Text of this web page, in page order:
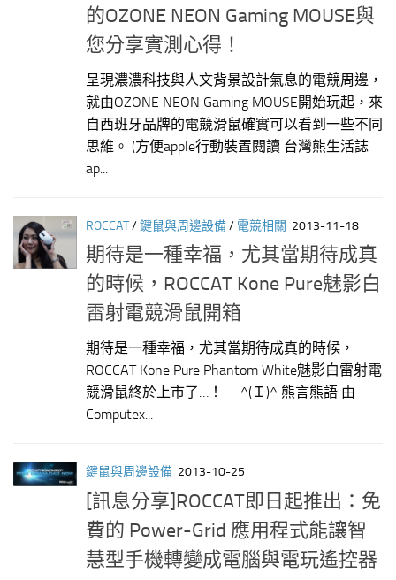
的OZONE NEON Gaming MOUSE與
您分享實測心得！
呈現濃濃科技與人文背景設計氣息的電競周邊，
就由OZONE NEON Gaming MOUSE開始玩起，來
自西班牙品牌的電競滑鼠確實可以看到一些不同
思維。 (方便apple行動裝置閱讀 台灣熊生活誌
ap...
ROCCAT/鍵鼠與周邊設備/ 電競相關 2013-11-18
期待是一種幸福，尤其當期待成真
的時候，ROCCAT Kone Pure魅影白
雷射電競滑鼠開箱
期待是一種幸福，尤其當期待成真的時候，
ROCCAT Kone Pure Phantom White魅影白雷射電
競滑鼠終於上市了…！ ^(Ｉ)^ 熊言熊語 由
Computex...
鍵鼠與周邊設備 2013-10-25
[訊息分享]ROCCAT即日起推出：免
費的 Power-Grid 應用程式能讓智
慧型手機轉變成電腦與電玩遙控器